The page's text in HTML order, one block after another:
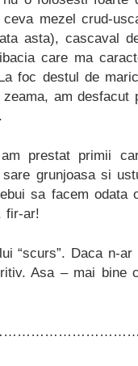
mezel crud-
asta), cascaval
care ma
foc destul de
am
am prestat primii
grunjoasa si
sa facem odata
fir-ar!
“scurs”. Daca n-
Asa – mai bine